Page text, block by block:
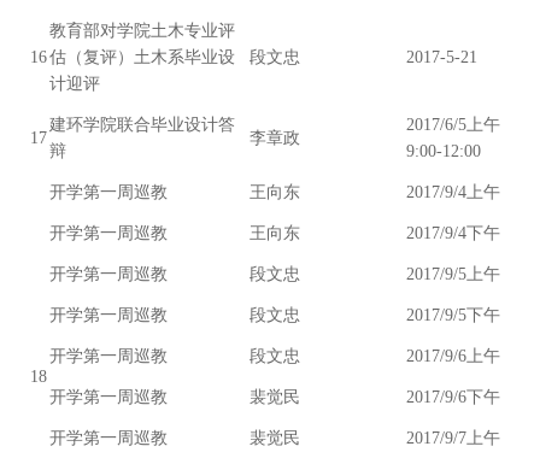
16
教育部对学院土木专业评
估（复评）土木系毕业设
计迎评
段文忠 2017-5-21
17
建环学院联合毕业设计答
辩
李章政
2017/6/5上午
9:00-12:00
18
开学第一周巡教 王向东 2017/9/4上午
开学第一周巡教 王向东 2017/9/4下午
开学第一周巡教 段文忠 2017/9/5上午
开学第一周巡教 段文忠 2017/9/5下午
开学第一周巡教 段文忠 2017/9/6上午
开学第一周巡教 裴觉民 2017/9/6下午
开学第一周巡教 裴觉民 2017/9/7上午